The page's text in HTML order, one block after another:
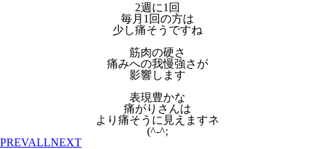
2週に1回
毎月1回の方は
少し痛そうですね
筋肉の硬さ
痛みへの我慢強さが
影響します
表現豊かな
痛がりさんは
より痛そうに見えますネ
(^-^;
PREVALLNEXT